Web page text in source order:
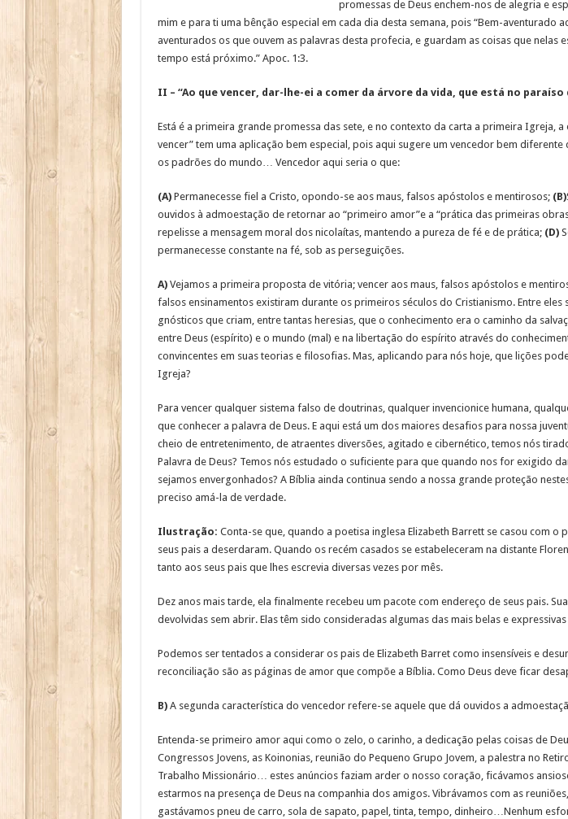
promessas de Deus enchem-nos de alegria e
mim e para ti uma bênção especial em cada dia desta semana, pois “Bem-aventurado
aventurados os que ouvem as palavras desta profecia, e guardam as coisas que nelas
tempo está próximo.” Apoc. 1:3.
II – “Ao que vencer, dar-lhe-ei a comer da árvore da vida, que está no paraíso
Está é a primeira grande promessa das sete, e no contexto da carta a primeira Igreja, a
vencer” tem uma aplicação bem especial, pois aqui sugere um vencedor bem diferente
os padrões do mundo… Vencedor aqui seria o que:
(A)Permanecesse fiel a Cristo, opondo-se aos maus, falsos apóstolos e mentirosos; (B)
ouvidos à admoestação de retornar ao “primeiro amor”e a “prática das primeiras
repelisse a mensagem moral dos nicolaítas, mantendo a pureza de fé e de prática; (D)
permanecesse constante na fé, sob as perseguições.
A)Vejamos a primeira proposta de vitória; vencer aos maus, falsos apóstolos e
falsos ensinamentos existiram durante os primeiros séculos do Cristianismo. Entre eles
gnósticos que criam, entre tantas heresias, que o conhecimento era o caminho da
entre Deus (espírito) e o mundo (mal) e na libertação do espírito através do
convincentes em suas teorias e filosofias. Mas, aplicando para nós hoje, que lições
Igreja?
Para vencer qualquer sistema falso de doutrinas, qualquer invencionice humana,
que conhecer a palavra de Deus. E aqui está um dos maiores desafios para nossa
cheio de entretenimento, de atraentes diversões, agitado e cibernético, temos nós
Palavra de Deus? Temos nós estudado o suficiente para que quando nos for exigido
sejamos envergonhados? A Bíblia ainda continua sendo a nossa grande proteção
preciso amá-la de verdade.
Ilustração: Conta-se que, quando a poetisa inglesa Elizabeth Barrett se casou com o
seus pais a deserdaram. Quando os recém casados se estabeleceram na distante
tanto aos seus pais que lhes escrevia diversas vezes por mês.
Dez anos mais tarde, ela finalmente recebeu um pacote com endereço de seus pais.
devolvidas sem abrir. Elas têm sido consideradas algumas das mais belas e
Podemos ser tentados a considerar os pais de Elizabeth Barret como insensíveis e
reconciliação são as páginas de amor que compõe a Bíblia. Como Deus deve ficar
B)A segunda característica do vencedor refere-se aquele que dá ouvidos a
Entenda-se primeiro amor aqui como o zelo, o carinho, a dedicação pelas coisas de
Congressos Jovens, as Koinonias, reunião do Pequeno Grupo Jovem, a palestra no
Trabalho Missionário… estes anúncios faziam arder o nosso coração, ficávamos
estarmos na presença de Deus na companhia dos amigos. Vibrávamos com as
gastávamos pneu de carro, sola de sapato, papel, tinta, tempo, dinheiro…Nenhum